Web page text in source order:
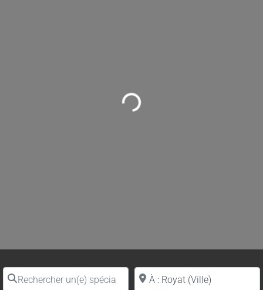
Loading...
Rechercher un(e) spécialiste par nomProche de (ville ou région)